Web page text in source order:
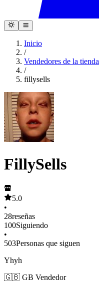
Inicio
/
Vendedores de la tienda
/
fillysells
FillySells
5.0
•
28reseñas
100Siguiendo
•
503Personas que siguen
Yhyh
🇬🇧 GB Vendedor